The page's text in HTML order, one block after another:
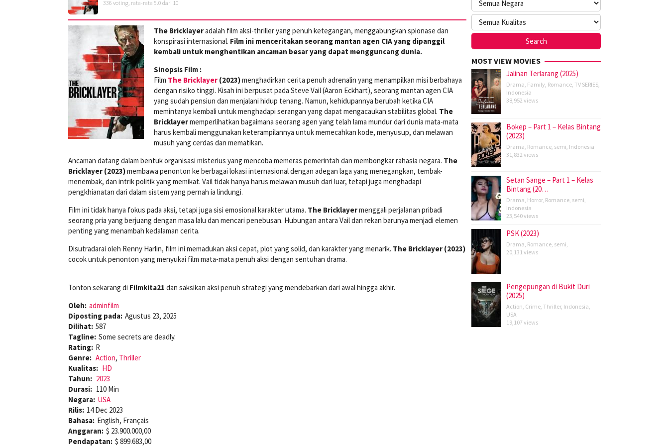
336 voting, rata-rata 5.0 dari 10
The Bricklayeradalah film aksi-thriller yang penuh ketegangan, menggabungkan spionase dan
konspirasi internasional. Film ini menceritakan seorang mantan agen CIA yang dipanggil
kembali untuk menghentikan ancaman besar yang dapat mengguncang dunia.
Sinopsis Film :
Film The Bricklayer (2023)menghadirkan cerita penuh adrenalin yang menampilkan misi berbahaya
dengan risiko tinggi. Kisah ini berpusat pada Steve Vail (Aaron Eckhart), seorang mantan agen CIA
yang sudah pensiun dan menjalani hidup tenang. Namun, kehidupannya berubah ketika CIA
memintanya kembali untuk menghadapi serangan yang dapat mengacaukan stabilitas global. The
Bricklayermemperlihatkan bagaimana seorang agen yang telah lama mundur dari dunia mata-mata
harus kembali menggunakan keterampilannya untuk memecahkan kode, menyusup, dan melawan
musuh yang cerdas dan mematikan.
Ancaman datang dalam bentuk organisasi misterius yang mencoba memeras pemerintah dan membongkar rahasia negara. The
Bricklayer (2023)membawa penonton ke berbagai lokasi internasional dengan adegan laga yang menegangkan, tembak-
menembak, dan intrik politik yang memikat. Vail tidak hanya harus melawan musuh dari luar, tetapi juga menghadapi
pengkhianatan dari dalam sistem yang pernah ia lindungi.
Film ini tidak hanya fokus pada aksi, tetapi juga sisi emosional karakter utama. The Bricklayermenggali perjalanan pribadi
seorang pria yang berjuang dengan masa lalu dan mencari penebusan. Hubungan antara Vail dan rekan barunya menjadi elemen
penting yang menambah kedalaman cerita.
Disutradarai oleh Renny Harlin, film ini memadukan aksi cepat, plot yang solid, dan karakter yang menarik. The Bricklayer (2023)
cocok untuk penonton yang menyukai film mata-mata penuh aksi dengan sentuhan drama.
Tonton sekarang di Filmkita21 dan saksikan aksi penuh strategi yang mendebarkan dari awal hingga akhir.
Oleh: adminfilm
Diposting pada: Agustus 23, 2025
Dilihat: 587
Tagline: Some secrets are deadly.
Rating: R
Genre: Action, Thriller
Kualitas: HD
Tahun: 2023
Durasi: 110 Min
Negara: USA
Rilis: 14 Dec 2023
Bahasa: English, Français
Anggaran: $ 23.900.000,00
Pendapatan: $ 899.683,00
MOST VIEW MOVIES
Jalinan Terlarang (2025)
Drama, Family, Romance, TV SERIES,
Indonesia
38,952 views
Bokep – Part 1 – Kelas Bintang
(2023)
Drama, Romance, semi, Indonesia
31,832 views
Setan Sange – Part 1 – Kelas
Bintang (20…
Drama, Horror, Romance, semi,
Indonesia
23,540 views
PSK (2023)
Drama, Romance, semi,
20,131 views
Pengepungan di Bukit Duri
(2025)
Action, Crime, Thriller, Indonesia,
USA
19,107 views